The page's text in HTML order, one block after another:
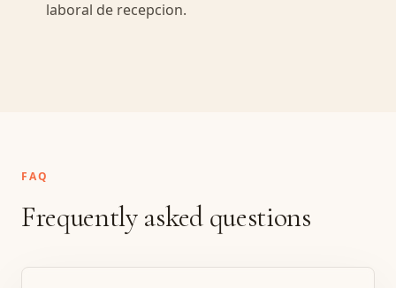
laboral de recepcion.
FAQ
Frequently asked questions